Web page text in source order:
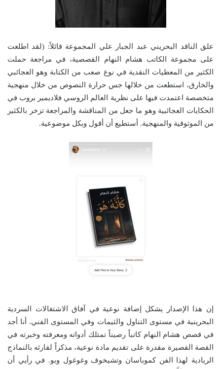
علق الناقد البحريني عبد الجبار علي المجموعة قائلاً: (لقد اطلعت
على مجموعة الكاتب هشام النهام القصصية، في مراجعة حملت
الكثير من المعطيات النقدية في نوع صعب من الكتابة وهو العجائبي
والخارق، استطعت من خلالها جس حرارة النصوص من خلال منهجية
متخصصة اعتمدت فيها على نظرية العالم الروسي فلاديمير بروب في
الحكايات العجائبية وهو ما جعل من المناقشة والمراجعة تزخر بالكثير
من الموثوقية والمنهجية. أستطيع أن أقول وبكل موضوعية.
إن هذا الإصدار يشكل إضافة نوعية في آفاق الاشتغالات السردية
البحرينية في مستوى التناول والثيمات وفي المستوى الفني. أنا أجد
في قصص هشام النهام كاتباً رصيناً تمتلك أدواته ومعرفته وخبرته في
القصة القصيرة مقدرة على تقديم مادة نوعية، مذكراً لقارئه بالنماذج
الريادية لهذا الفن كموباسان وتشيخوف وغوغول وبو. في رأيي أن